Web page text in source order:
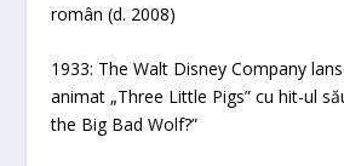
român (d. 2008)
1933: The Walt Disney Company
animat „Three Little Pigs” cu hit-ul
the Big Bad Wolf?”